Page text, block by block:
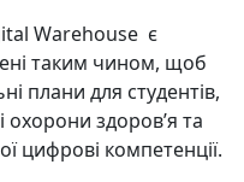
Warehouse є
таким чином, щоб
плани для студентів,
охорони здоров’я та
цифрові компетенції.